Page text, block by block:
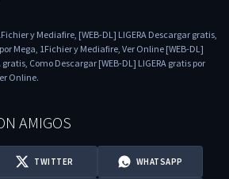
y Mediafire, [WEB-DL] LIGERA Descargar gratis,
Mega, 1Fichier y Mediafire, Ver Online [WEB-DL]
gratis, Como Descargar [WEB-DL] LIGERA gratis por
Online.
AMIGOS
TWITTER WHATSAPP